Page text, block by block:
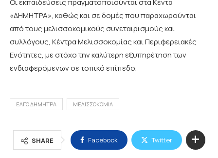
Οι εκπαιδεύσεις πραγματοποιούνται στα Κέντα
«ΔΗΜΗΤΡΑ», καθώς και σε δομές που παραχωρούνται
από τους μελισσοκομικούς συνεταιρισμούς και
συλλόγους, Κέντρα Μελισσοκομίας και Περιφερειακές
Ενότητες, με στόχο την καλύτερη εξυπηρέτηση των
ενδιαφερόμενων σε τοπικό επίπεδο.
ΕΛΓΟ ΔΗΜΗΤΡΑ ΜΕΛΙΣΣΟΚΟΜΙΑ
SHARE Facebook Twitter